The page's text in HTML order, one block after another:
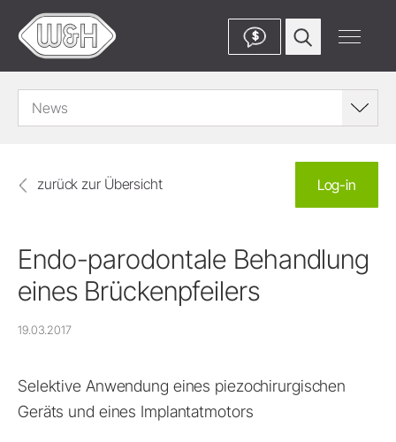
$
News
zurück zur Übersicht Log-in
Endo-parodontale Behandlung
eines Brückenpfeilers
19.03.2017
Selektive Anwendung eines piezochirurgischen
Geräts und eines Implantatmotors